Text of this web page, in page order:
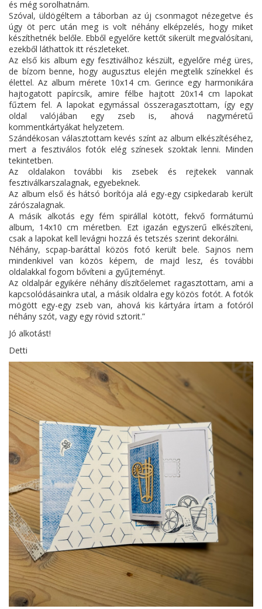
és még sorolhatnám.
Szóval, üldögéltem a táborban az új csonmagot nézegetve és
úgy öt perc után meg is volt néhány elképzelés, hogy miket
készíthetnék belőle. Ebből egyelőre kettőt sikerült megvalósítani,
ezekből láthattok itt részleteket.
Az első kis album egy fesztiválhoz készült, egyelőre még üres,
de bízom benne, hogy augusztus elején megtelik színekkel és
élettel. Az album mérete 10x14 cm. Gerince egy harmonikára
hajtogatott papírcsík, amire félbe hajtott 20x14 cm lapokat
fűztem fel. A lapokat egymással összeragasztottam, így egy
oldal valójában egy zseb is, ahová nagyméretű
kommentkártyákat helyzetem.
Szándékosan választottam kevés színt az album elkészítéséhez,
mert a fesztiválos fotók elég színesek szoktak lenni. Minden
tekintetben.
Az oldalakon további kis zsebek és rejtekek vannak
fesztiválkarszalagnak, egyebeknek.
Az album első és hátsó borítója alá egy-egy csipkedarab került
zárószalagnak.
A másik alkotás egy fém spirállal kötött, fekvő formátumú
album, 14x10 cm méretben. Ezt igazán egyszerű elkészíteni,
csak a lapokat kell levágni hozzá és tetszés szerint dekorálni.
Néhány, scpap-baráttal közös fotó került bele. Sajnos nem
mindenkivel van közös képem, de majd lesz, és további
oldalakkal fogom bővíteni a gyűjteményt.
Az oldalpár egyikére néhány díszítőelemet ragasztottam, ami a
kapcsolódásainkra utal, a másik oldalra egy közös fotót. A fotók
mögött egy-egy zseb van, ahová kis kártyára írtam a fotóról
néhány szót, vagy egy rövid sztorit.”
Jó alkotást!
Detti